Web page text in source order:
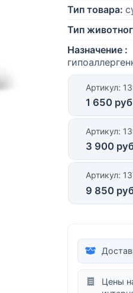
Тип товара:
Тип
Назначение :
Артикул:
1 650 руб
Артикул:
3 900
Артикул:
9 850
Цены